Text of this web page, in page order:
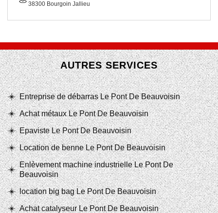
38300 Bourgoin Jallieu
AUTRES SERVICES
Entreprise de débarras Le Pont De Beauvoisin
Achat métaux Le Pont De Beauvoisin
Epaviste Le Pont De Beauvoisin
Location de benne Le Pont De Beauvoisin
Enlèvement machine industrielle Le Pont De
Beauvoisin
location big bag Le Pont De Beauvoisin
Achat catalyseur Le Pont De Beauvoisin